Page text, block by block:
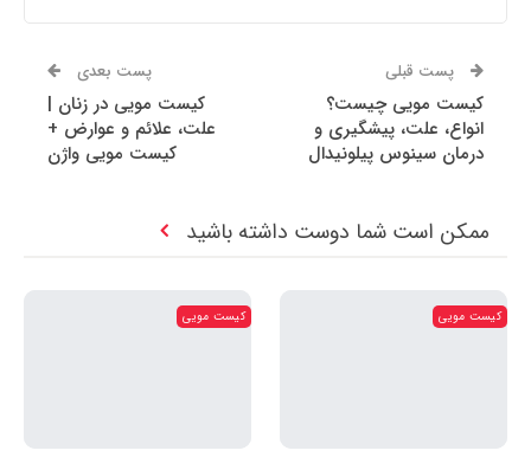
پست قبلی
کیست مویی چیست؟
انواع، علت، پیشگیری و
درمان سینوس پیلونیدال
پست بعدی
کیست مویی در زنان |
علت، علائم و عوارض +
کیست مویی واژن
ممکن است شما دوست داشته باشید
کیست مویی کیست مویی